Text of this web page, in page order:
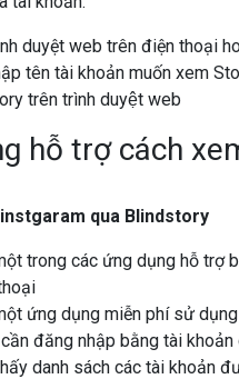
duyệt web trên điện thoại
tên tài khoản muốn xem
hỗ trợ cách
trong các ứng dụng hỗ trợ
ứng dụng miễn phí sử
đăng nhập bằng tài
danh sách các tài khoản